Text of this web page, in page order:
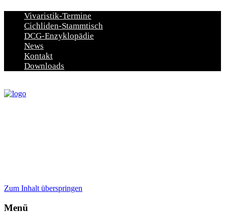
Vivaristik-Termine
Cichliden-Stammtisch
DCG-Enzyklopädie
News
Kontakt
Downloads
Zum Inhalt überspringen
Menü